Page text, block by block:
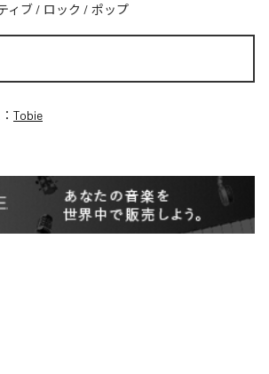
ィブ / ロック / ポップ
Tobie